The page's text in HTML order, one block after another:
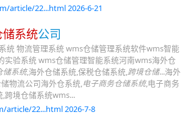
article/22...html 2026-6-21
系统公司
统 物流管理系统 wms仓储管理系统软件wms智能
实验系统 wms仓储管理智能系统河南wms海外仓
储系统,海外仓储系统,保税仓储系统,跨境仓储...海外
物流公司海外仓系统,电子商务仓储系统,电子商务
跨境仓储系统wms...
article/22...html 2026-7-8